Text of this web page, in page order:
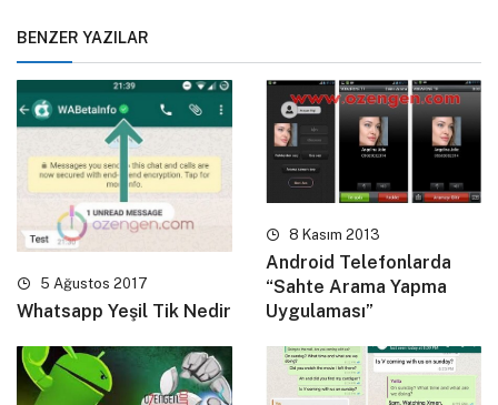
BENZER YAZILAR
5 Ağustos 2017
Whatsapp Yeşil Tik Nedir
8 Kasım 2013
Android Telefonlarda
“Sahte Arama Yapma
Uygulaması”